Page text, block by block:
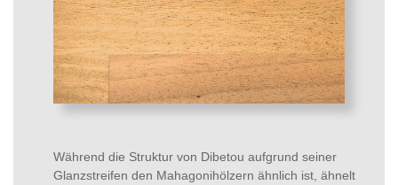
Während die Struktur von Dibetou aufgrund seiner
Glanzstreifen den Mahagonihölzern ähnlich ist, ähnelt